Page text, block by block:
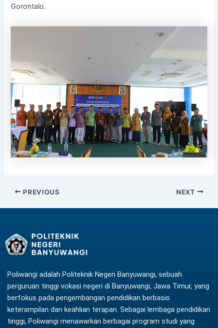
Gorontalo.
PREVIOUS NEXT
Poliwangi adalah Politeknik Negeri Banyuwangi, sebuah
perguruan tinggi vokasi negeri di Banyuwangi, Jawa Timur, yang
berfokus pada pengembangan pendidikan berbasis
keterampilan dan keahlian terapan. Sebagai lembaga pendidikan
tinggi, Poliwangi menawarkan berbagai program studi yang